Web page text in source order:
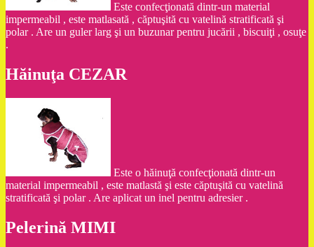
Este confecţionată dintr-un material
impermeabil , este matlasată , căptuşită cu vatelină stratificată şi
polar . Are un guler larg şi un buzunar pentru jucării , biscuiţi , osuţe
.
Hăinuţa CEZAR
Este o hăinuţă confecţionată dintr-un
material impermeabil , este matlastă şi este căptuşită cu vatelină
stratificată şi polar . Are aplicat un inel pentru adresier .
Pelerină MIMI